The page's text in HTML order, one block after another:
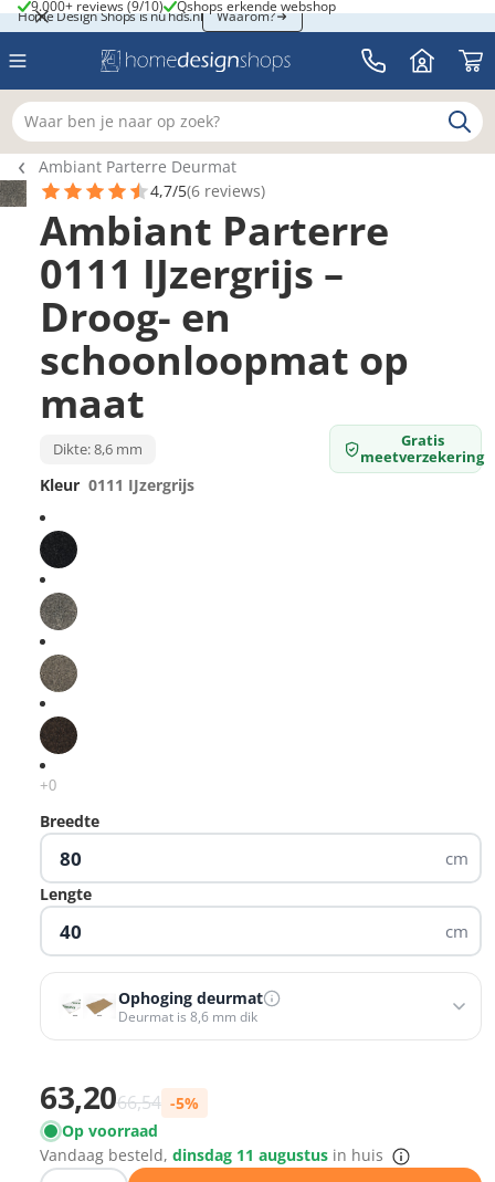
Home Design Shops is nu hds.nl
Home Design Shops is nu hds.nl Waarom?
9.000+ reviews (9/10)
9.000+ reviews (9/10) Qshops erkende webshop
Qshops erkende webshop
Waar ben je naar op zoek?
Breadcrumb navigatie
Ambiant Parterre Deurmat
4,7/5(6 reviews)
Ambiant Parterre
0111 IJzergrijs –
Droog- en
schoonloopmat op
maat
Dikte: 8,6 mm
Gratis
meetverzekering
Kleur 0111 IJzergrijs
Breedte
cm
Lengte
cm
Ophoging deurmat
Deurmat is 8,6 mm dik
€5,84 voor 80 x 40
Opvulmat 5 mm
€8,08 voor 80 x 40 −
Prijs met korting
63,20 -5%
Normale prijs
66,54
Op voorraad
Vandaag besteld, dinsdag 11 augustus in huis